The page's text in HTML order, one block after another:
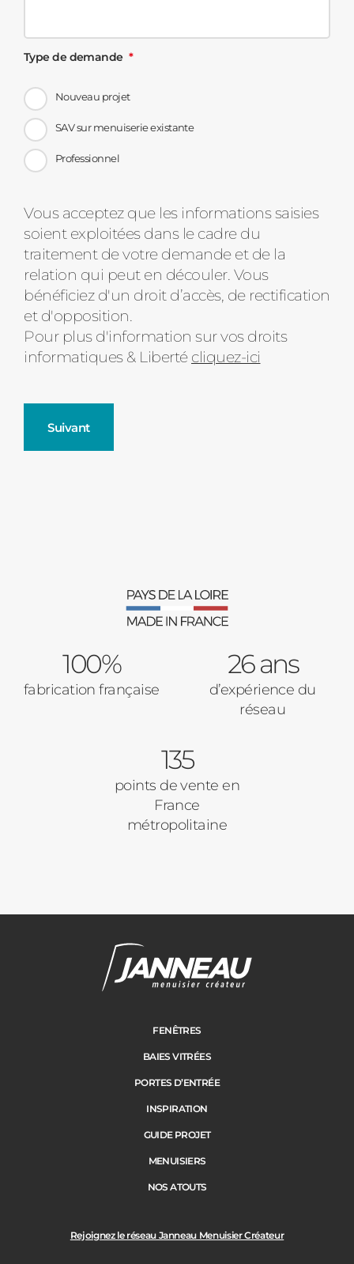
Type de demande
Nouveau projet
SAV sur menuiserie existante
Professionnel
Message
d'état
Vous acceptez que les informations saisies
soient exploitées dans le cadre du
traitement de votre demande et de la
relation qui peut en découler. Vous
bénéficiez d'un droit d’accès, de rectification
et d'opposition.
Pour plus d'information sur vos droits
informatiques & Liberté cliquez-ici
Suivant
Verrière intérieures
Baies Vitrées
Volets Roulants
Pergolas
Cloture
Suivant
Pavillon
Adresse des travaux
Code Postal des travaux
100%
fabrication française
26 ans
d’expérience du
réseau
135
points de vente en
France
métropolitaine
Rejoignez le réseau Janneau Menuisier Créateur
FENÊTRES
BAIES VITRÉES
PORTES D’ENTRÉE
INSPIRATION
GUIDE PROJET
MENUISIERS
NOS ATOUTS